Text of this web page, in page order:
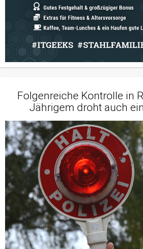
Folgenreiche Kontrolle in
Jährigem droht auch